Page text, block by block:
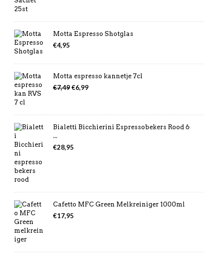
Motta Espresso Shotglas
€4,95
Motta espresso kannetje 7cl
€7,49 Oorspronkelijke
€7,49.
€6,99Huidige
€6,99.
Bialetti Bicchierini Espressobekers Rood 6
...
€28,95
Cafetto MFC Green Melkreiniger 1000ml
€17,95